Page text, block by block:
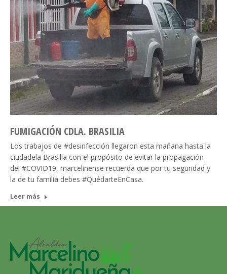
FUMIGACIÓN CDLA. BRASILIA
Los trabajos de #desinfección llegaron esta mañana hasta la
ciudadela Brasilia con el propósito de evitar la propagación
del #COVID19, marcelinense recuerda que por tu seguridad y
la de tu familia debes #QuédarteEnCasa.
Leer más